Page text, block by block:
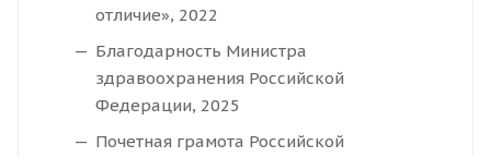
отличие», 2022
Благодарность Министра
здравоохранения Российской
Федерации, 2025
Почетная грамота Российской